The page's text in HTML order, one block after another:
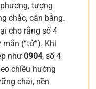
tượng
chắc, cân bằng.
cho rằng số 4
(“tử”). Khi
như 0904, số 4
chiều hướng
chãi, nền